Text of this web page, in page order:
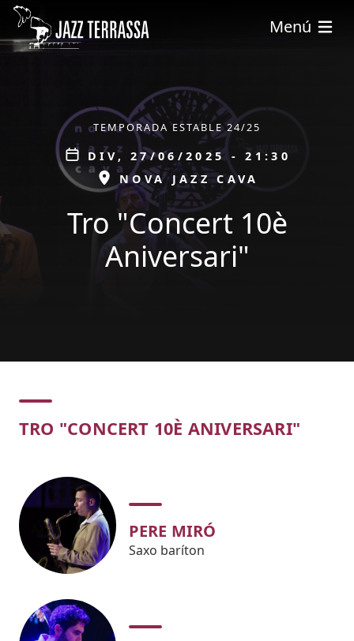
Vés al contingut
Menú
TEMPORADA ESTABLE 24/25
Data
DIV, 27/06/2025 - 21:30
ESPAI
NOVA JAZZ CAVA
Tro "Concert 10è
Aniversari"
Concert
TRO "CONCERT 10È ANIVERSARI"
PERE MIRÓ
Saxo baríton